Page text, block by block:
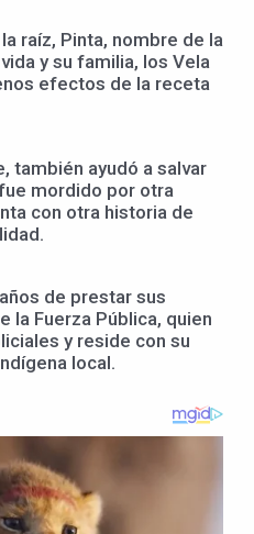
raíz, Pinta, nombre de la
y su familia, los Vela
efectos de la receta
también ayudó a salvar
mordido por otra
con otra historia de
de prestar sus
la Fuerza Pública, quien
y reside con su
local.